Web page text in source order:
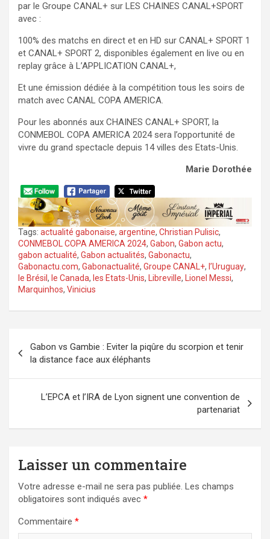
par le Groupe CANAL+ sur LES CHAINES CANAL+SPORT
avec :
100% des matchs en direct et en HD sur CANAL+ SPORT 1
et CANAL+ SPORT 2, disponibles également en live ou en
replay grâce à L’APPLICATION CANAL+,
Et une émission dédiée à la compétition tous les soirs de
match avec CANAL COPA AMERICA.
Pour les abonnés aux CHAINES CANAL+ SPORT, la
CONMEBOL COPA AMERICA 2024 sera l’opportunité de
vivre du grand spectacle depuis 14 villes des Etats-Unis.
Marie Dorothée
Tags: actualité gabonaise, argentine, Christian Pulisic,
CONMEBOL COPA AMERICA 2024, Gabon, Gabon actu,
gabon actualité, Gabon actualités, Gabonactu,
Gabonactu.com, Gabonactualité, Groupe CANAL+, l’Uruguay,
le Brésil , le Canada, les Etats-Unis, Libreville, Lionel Messi,
Marquinhos, Vinicius
de
l’article
Gabon vs Gambie : Eviter la piqûre du scorpion et tenir
la distance face aux éléphants
L’EPCA et l’IRA de Lyon signent une convention de
partenariat
Laisser un commentaire
Votre adresse e-mail ne sera pas publiée. Les champs
obligatoires sont indiqués avec *
Commentaire *